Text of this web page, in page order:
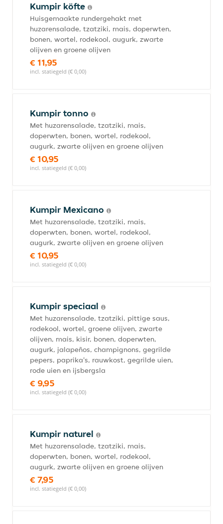
Kumpir köfte
Huisgemaakte rundergehakt met
huzarensalade, tzatziki, mais, doperwten,
bonen, wortel, rodekool, augurk, zwarte
olijven en groene olijven
€ 11,95
incl. statiegeld (€ 0,00)
Kumpir tonno
Met huzarensalade, tzatziki, mais,
doperwten, bonen, wortel, rodekool,
augurk, zwarte olijven en groene olijven
€ 10,95
incl. statiegeld (€ 0,00)
Kumpir Mexicano
Met huzarensalade, tzatziki, mais,
doperwten, bonen, wortel, rodekool,
augurk, zwarte olijven en groene olijven
€ 10,95
incl. statiegeld (€ 0,00)
Kumpir speciaal
Met huzarensalade, tzatziki, pittige saus,
rodekool, wortel, groene olijven, zwarte
olijven, mais, kisir, bonen, doperwten,
augurk, jalapeños, champignons, gegrilde
pepers, paprika's, rauwkost, gegrilde uien,
rode uien en ijsbergsla
€ 9,95
incl. statiegeld (€ 0,00)
Kumpir naturel
Met huzarensalade, tzatziki, mais,
doperwten, bonen, wortel, rodekool,
augurk, zwarte olijven en groene olijven
€ 7,95
incl. statiegeld (€ 0,00)